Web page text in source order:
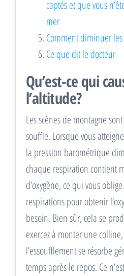
captés et que vous
mer
Comment diminuer les
Ce que dit le docteur
Qu’est-ce qui
l’altitude?
Les scènes de montagne
souffle. Lorsque vous
la pression barométrique
chaque respiration contient
d’oxygène, ce qui vous
respirations pour obtenir
besoin. Bien sûr, cela se
exercez à monter une
l’essoufflement se résorbe
temps après le repos. Ce